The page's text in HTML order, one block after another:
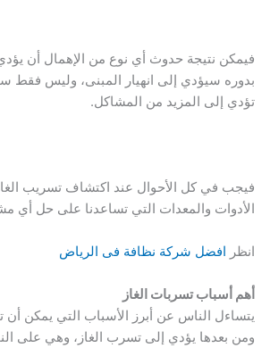
بدوره سيؤدي إلى انهيار المبنى، وليس
تؤدي إلى المزيد من المشاكل.
فيجب في كل الأحوال عند اكتشاف تسريب
الأدوات والمعدات التي تساعدنا على حل أي
انظر افضل شركة نظافة فى الرياض
أهم أسباب تسربات الغاز
يتساءل الناس عن أبرز الأسباب التي يمكن
ومن بعدها يؤدي إلى تسرب الغاز، وهي على